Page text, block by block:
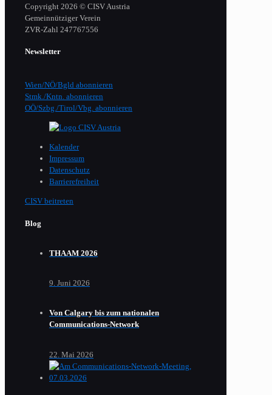
Copyright 2026 © CISV Austria
Gemeinnütziger Verein
​ZVR-Zahl 247767556
Newsletter
Wien/NÖ/Bgld abonnieren
Stmk./Kntn. abonnieren
OÖ/Szbg./Tirol/Vbg. abonnieren
Kalender
Impressum
Datenschutz
Barrierefreiheit
CISV beitreten
Blog
THAAM 2026
9. Juni 2026
Von Calgary bis zum nationalen
Communications-Network
22. Mai 2026